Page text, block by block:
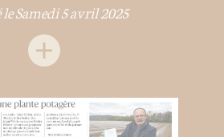
le Samedi 5 avril 2025